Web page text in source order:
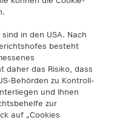
in den USA. Nach
besteht
daher das Risiko, dass
Behörden zu Kontroll-
und Ihnen
zur
auf „Cookies